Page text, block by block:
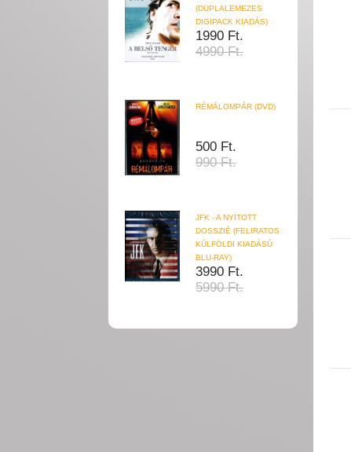
(DUPLALEMEZES
DIGIPACK KIADÁS)
1990 Ft.
4990 Ft.
RÉMÁLOMPÁR (DVD)
500 Ft.
990 Ft.
JFK - A NYITOTT
DOSSZIÉ (FELIRATOS
KÜLFÖLDI KIADÁSÚ
BLU-RAY)
3990 Ft.
5990 Ft.